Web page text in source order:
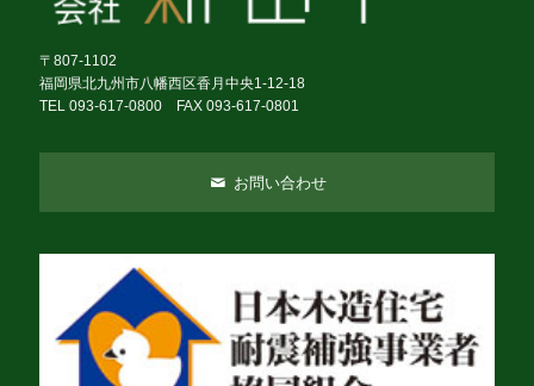
〒807-1102
福岡県北九州市八幡西区香月中央1-12-18
TEL 093-617-0800 FAX 093-617-0801
お問い合わせ